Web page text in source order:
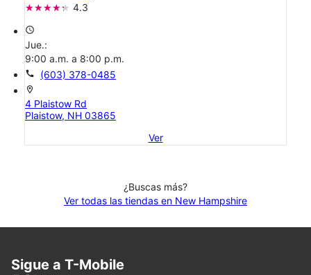
4.3
access_time
Jue.:
9:00 a.m. a 8:00 p.m.
call (603) 378-0485
location_on
4 Plaistow Rd
Plaistow, NH 03865
Ver
¿Buscas más?
Ver todas las tiendas en New Hampshire